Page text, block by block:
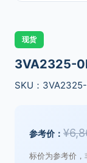
现货
3VA2325-
SKU：
参考价： ¥
标价为参考价